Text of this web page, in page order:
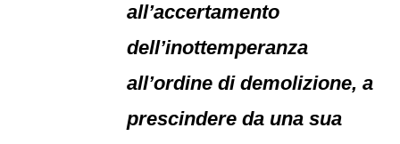
all’accertamento
dell’inottemperanza
all’ordine di demolizione, a
prescindere da una sua